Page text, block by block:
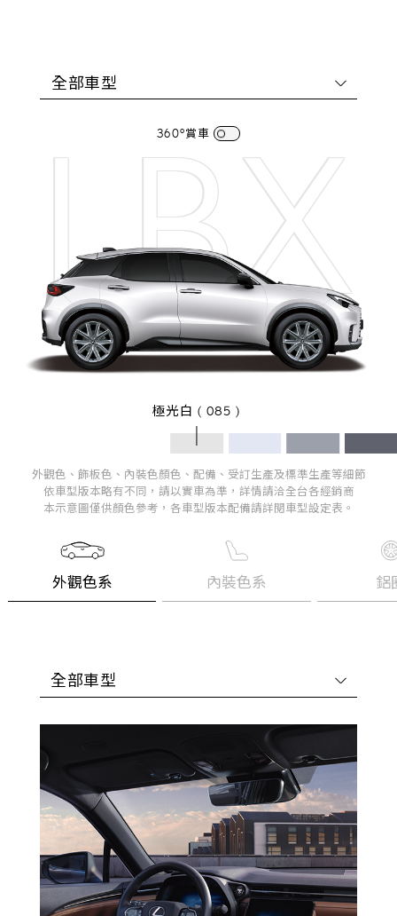
全部車型
外觀色系 內裝色系 鋁
LBX
極光白 ( 085 )
360°賞車
外觀色、飾板色、內裝色顏色、配備、受訂生產及標準生產等細節
依車型版本略有不同，請以實車為準，詳情請洽全台各經銷商
本示意圖僅供顏色參考，各車型版本配備請詳閱車型設定表。
全部車型